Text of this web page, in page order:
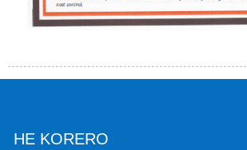
HE KORERO